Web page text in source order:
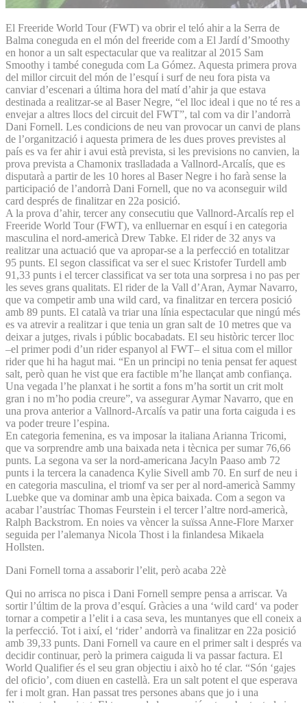
El Freeride World Tour (FWT) va obrir el teló ahir a la Serra de
Balma coneguda en el món del freeride com a El Jardí d’Smoothy
en honor a un salt espectacular que va realitzar al 2015 Sam
Smoothy i també coneguda com La Gómez. Aquesta primera prova
del millor circuit del món de l’esquí i surf de neu fora pista va
canviar d’escenari a última hora del matí d’ahir ja que estava
destinada a realitzar-se al Baser Negre, “el lloc ideal i que no té res a
envejar a altres llocs del circuit del FWT”, tal com va dir l’andorrà
Dani Fornell. Les condicions de neu van provocar un canvi de plans
de l’organització i aquesta primera de les dues proves previstes al
país es va fer ahir i avui està prevista, si les previsions no canvien, la
prova prevista a Chamonix traslladada a Vallnord-Arcalís, que es
disputarà a partir de les 10 hores al Baser Negre i ho farà sense la
participació de l’andorrà Dani Fornell, que no va aconseguir wild
card després de finalitzar en 22a posició.
A la prova d’ahir, tercer any consecutiu que Vallnord-Arcalís rep el
Freeride World Tour (FWT), va enlluernar en esquí i en categoria
masculina el nord-americà Drew Tabke. El rider de 32 anys va
realitzar una actuació que va apropar-se a la perfecció en totalitzar
95 punts. El segon classificat va ser el suec Kristofer Turdell amb
91,33 punts i el tercer classificat va ser tota una sorpresa i no pas per
les seves grans qualitats. El rider de la Vall d’Aran, Aymar Navarro,
que va competir amb una wild card, va finalitzar en tercera posició
amb 89 punts. El català va triar una línia espectacular que ningú més
es va atrevir a realitzar i que tenia un gran salt de 10 metres que va
deixar a jutges, rivals i públic bocabadats. El seu històric tercer lloc
–el primer podi d’un rider espanyol al FWT– el situa com el millor
rider que hi ha hagut mai. “En un principi no tenia pensat fer aquest
salt, però quan he vist que era factible m’he llançat amb confiança.
Una vegada l’he planxat i he sortit a fons m’ha sortit un crit molt
gran i no m’ho podia creure”, va assegurar Aymar Navarro, que en
una prova anterior a Vallnord-Arcalís va patir una forta caiguda i es
va poder treure l’espina.
En categoria femenina, es va imposar la italiana Arianna Tricomi,
que va sorprendre amb una baixada neta i tècnica per sumar 76,66
punts. La segona va ser la nord-americana Jacyln Paaso amb 72
punts i la tercera la canadenca Kylie Sivell amb 70. En surf de neu i
en categoria masculina, el triomf va ser per al nord-americà Sammy
Luebke que va dominar amb una èpica baixada. Com a segon va
acabar l’austríac Thomas Feurstein i el tercer l’altre nord-americà,
Ralph Backstrom. En noies va vèncer la suïssa Anne-Flore Marxer
seguida per l’alemanya Nicola Thost i la finlandesa Mikaela
Hollsten.
Dani Fornell torna a assaborir l’elit, però acaba 22è
Qui no arrisca no pisca i Dani Fornell sempre pensa a arriscar. Va
sortir l’últim de la prova d’esquí. Gràcies a una ‘wild card‘ va poder
tornar a competir a l’elit i a casa seva, les muntanyes que ell coneix a
la perfecció. Tot i així, el ‘rider’ andorrà va finalitzar en 22a posició
amb 39,33 punts. Dani Fornell va caure en el primer salt i després va
decidir continuar, però la primera caiguda li va passar factura. El
World Qualifier és el seu gran objectiu i això ho té clar. “Són ‘gajes
del oficio’, com diuen en castellà. Era un salt potent el que esperava
fer i molt gran. Han passat tres persones abans que jo i una